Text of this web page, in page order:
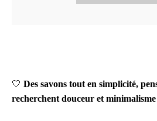
🤍 Des savons tout en simplicité,
recherchent douceur et